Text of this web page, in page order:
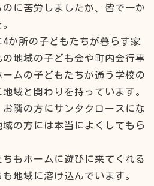
に苦労しましたが、皆で一か
か所の子どもたちが暮らす家
地域の子ども会や町内会行事
ムの子どもたちが通う学校の
域と関わりを持っています。
隣の方にサンタクロースにな
の方には本当によくしてもら
もホームに遊びに来てくれる
地域に溶け込んでいます。